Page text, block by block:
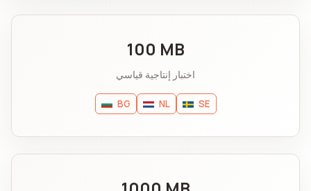
100 MB
اختبار إنتاجية قياسي
BG NL SE